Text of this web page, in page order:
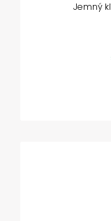
Jemný